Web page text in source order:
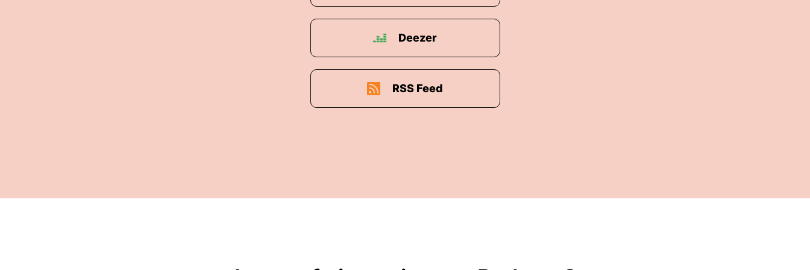
Deezer
RSS Feed